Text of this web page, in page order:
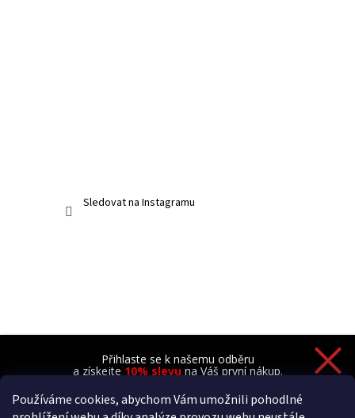
Používáme cookies, abychom Vám umožnili pohodlné
Sledovat na Instagramu
Přihlaste se k našemu odběru
a získejte 10% slevu na Váš první nákup.